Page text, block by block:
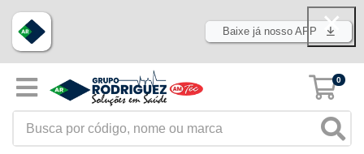
Baixe já nosso APP
0